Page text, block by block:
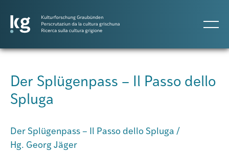
Atlas GR
Projekte
Der Splügenpass – Il Passo dello
Spluga
Der Splügenpass – Il Passo dello Spluga /
Hg. Georg Jäger